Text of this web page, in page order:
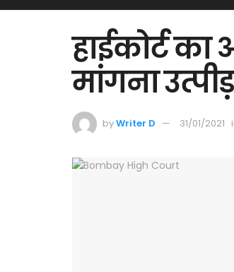
हाईकोर्ट
मांगना
byWriter D 31/01/2021